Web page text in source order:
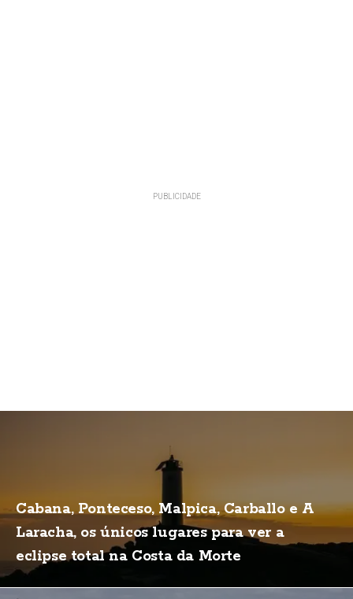
Cabana, Ponteceso, Malpica, Carballo e A
Laracha, os únicos lugares para ver a
eclipse total na Costa da Morte